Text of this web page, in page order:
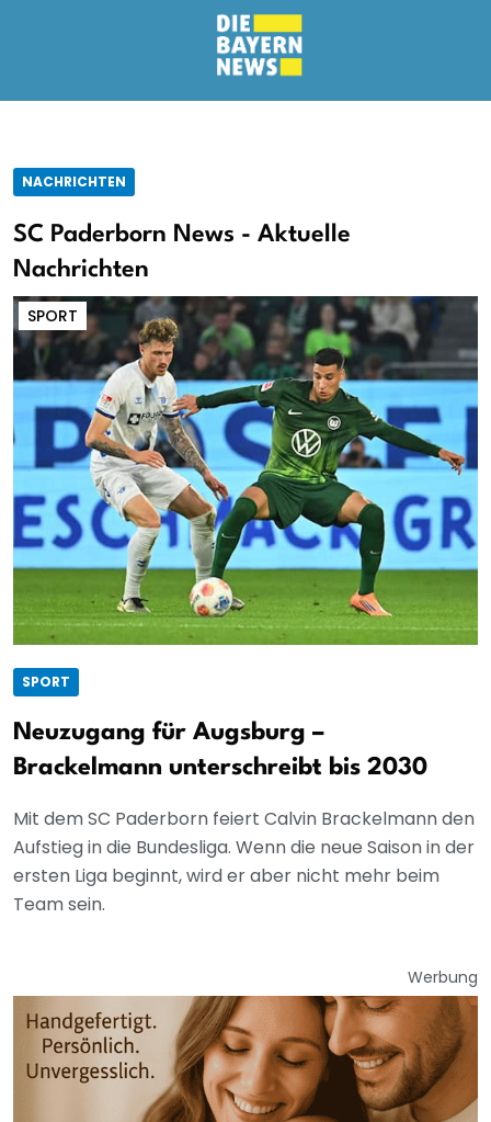
NACHRICHTEN
SC Paderborn News - Aktuelle
Nachrichten
SPORT
SPORT
Neuzugang für Augsburg –
Brackelmann unterschreibt bis 2030
Mit dem SC Paderborn feiert Calvin Brackelmann den
Aufstieg in die Bundesliga. Wenn die neue Saison in der
ersten Liga beginnt, wird er aber nicht mehr beim
Team sein.
Werbung